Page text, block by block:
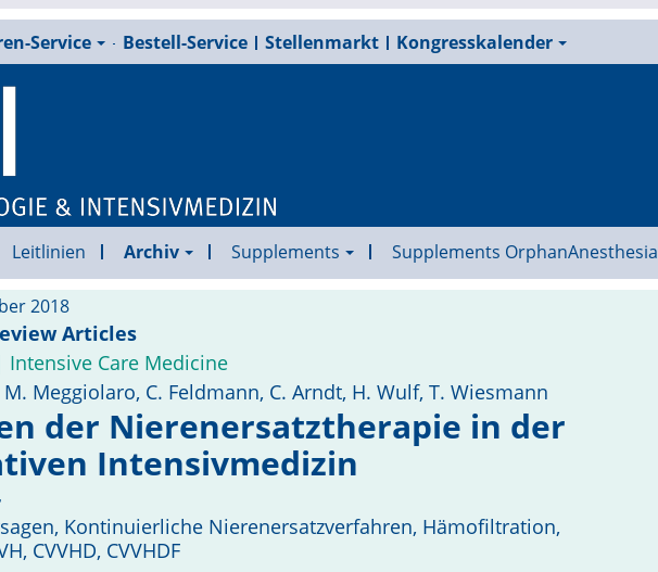
Service Bestell-Service Stellenmarkt Kongresskalender
Leitlinien Archiv Supplements Supplements OrphanAnesthesia
2018
Articles
Care Medicine
M. Meggiolaro, C. Feldmann, C. Arndt, H. Wulf, T. Wiesmann
der Nierenersatztherapie in der
Intensivmedizin
Kontinuierliche Nierenersatzverfahren, Hämofiltration,
CVVHD, CVVHDF